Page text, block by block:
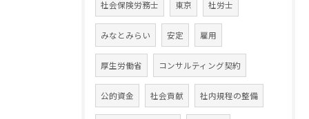
社会保険労務士 東京 社労士
みなとみらい 安定 雇用
厚生労働省 コンサルティング契約
公的資金 社会貢献 社内規程の整備